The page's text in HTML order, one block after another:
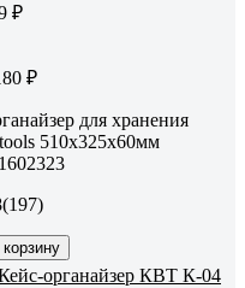
₽
₽
для хранения
510х325х60мм
(197)